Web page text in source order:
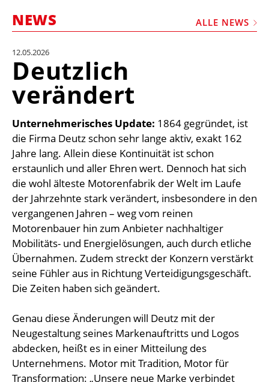
VIDEOS
BIBLIOTHEK
MEDIADATEN
WÄHRUNGSRECHNER
EINHEITENKONVERTER
KONTAKT
NEWS ALLE NEWS
12.05.2026
Deutzlich
verändert
Unternehmerisches Update: 1864 gegründet, ist
die Firma Deutz schon sehr lange aktiv, exakt 162
Jahre lang. Allein diese Kontinuität ist schon
erstaunlich und aller Ehren wert. Dennoch hat sich
die wohl älteste Motorenfabrik der Welt im Laufe
der Jahrzehnte stark verändert, insbesondere in den
vergangenen Jahren – weg vom reinen
Motorenbauer hin zum Anbieter nachhaltiger
Mobilitäts- und Energielösungen, auch durch etliche
Übernahmen. Zudem streckt der Konzern verstärkt
seine Fühler aus in Richtung Verteidigungsgeschäft.
Die Zeiten haben sich geändert.
Genau diese Änderungen will Deutz mit der
Neugestaltung seines Markenauftritts und Logos
abdecken, heißt es in einer Mitteilung des
Unternehmens. Motor mit Tradition, Motor für
Transformation: „Unsere neue Marke verbindet